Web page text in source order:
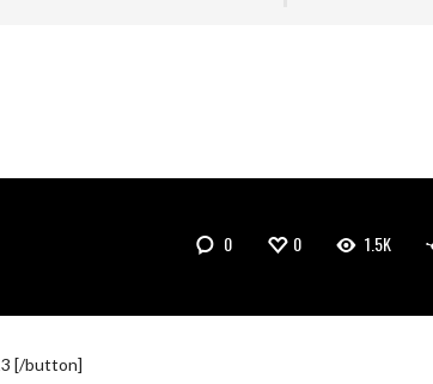
0 0 1.5K
[/button]